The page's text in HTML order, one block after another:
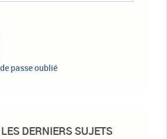
passe oublié
DERNIERS SUJETS